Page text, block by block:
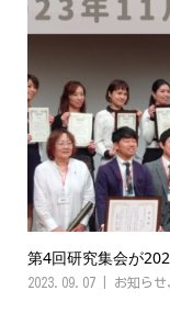
第4回研究集会が
2023.09.07 お知らせ